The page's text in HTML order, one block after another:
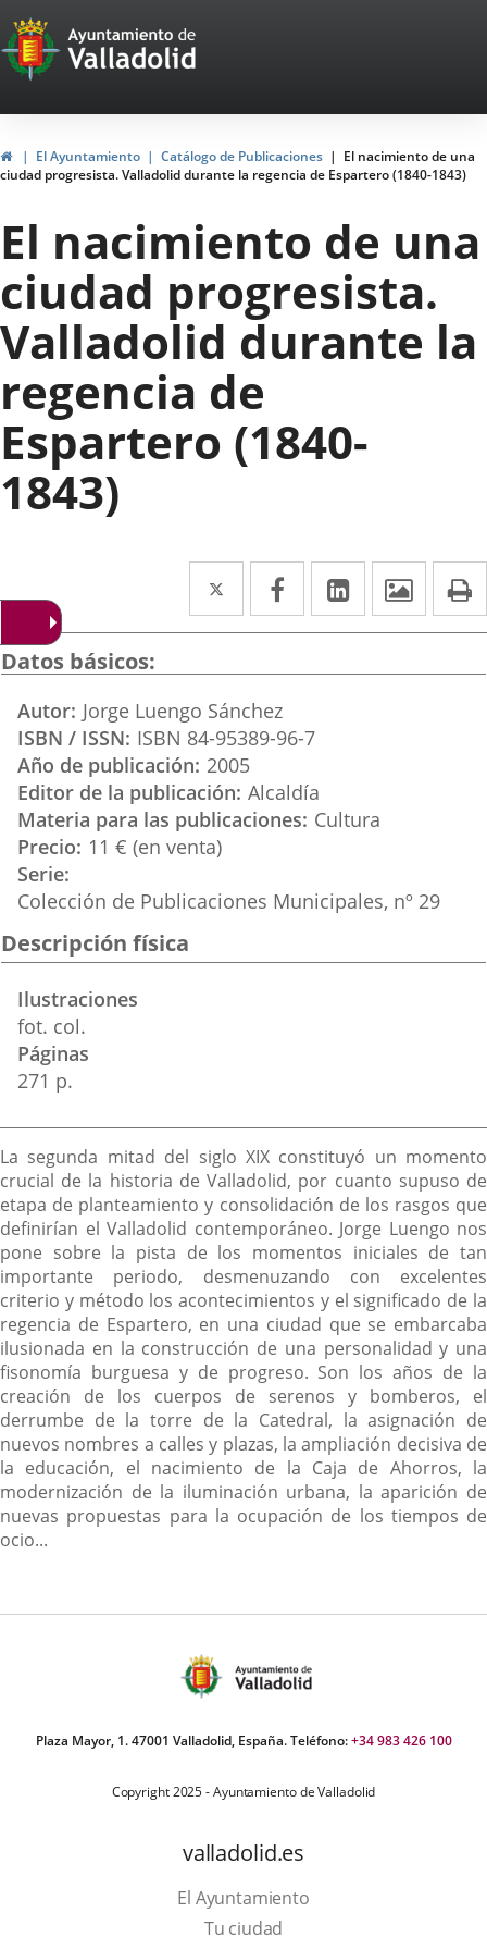
Portal
Web
del
Ayuntamiento
de
Valladolid
InicioEl Ayuntamiento Catálogo de Publicaciones
El nacimiento de una
ciudad progresista. Valladolid durante la regencia de Espartero (1840-1843)
El nacimiento de una
ciudad progresista.
Valladolid durante la
regencia de
Espartero (1840-
1843)
Twitter
Enlace
a
externa.
Facebook
Enlace
a
externa.
LinkedIn
Enlace
a
Datos básicos
Autor Jorge Luengo Sánchez
ISBN / ISSN ISBN 84-95389-96-7
Año de publicación 2005
Editor de la publicación Alcaldía
Materia para las publicaciones Cultura
Precio 11 € (en venta)
Serie
Colección de Publicaciones Municipales, nº 29
Descripción física
Ilustraciones
fot. col.
Páginas
271 p.
Descripción
La segunda mitad del siglo XIX constituyó un momento
crucial de la historia de Valladolid, por cuanto supuso de
etapa de planteamiento y consolidación de los rasgos que
definirían el Valladolid contemporáneo. Jorge Luengo nos
pone sobre la pista de los momentos iniciales de tan
importante periodo, desmenuzando con excelentes
criterio y método los acontecimientos y el significado de la
regencia de Espartero, en una ciudad que se embarcaba
ilusionada en la construcción de una personalidad y una
fisonomía burguesa y de progreso. Son los años de la
creación de los cuerpos de serenos y bomberos, el
derrumbe de la torre de la Catedral, la asignación de
nuevos nombres a calles y plazas, la ampliación decisiva de
la educación, el nacimiento de la Caja de Ahorros, la
modernización de la iluminación urbana, la aparición de
nuevas propuestas para la ocupación de los tiempos de
ocio...
Plaza Mayor, 1. 47001 Valladolid, España. Teléfono:+34 983 426 100
Copyright 2025 - Ayuntamiento de Valladolid
valladolid.es
El Ayuntamiento
Tu ciudad